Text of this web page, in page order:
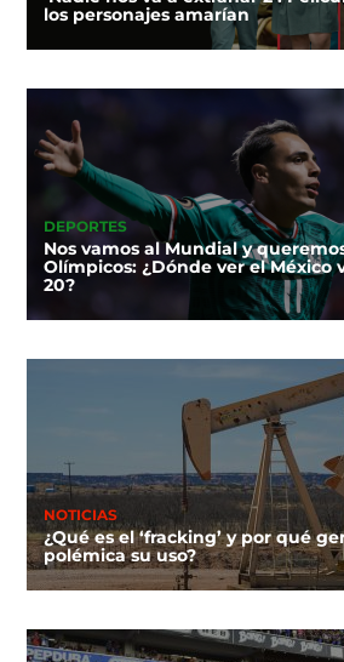
los personajes amarían
DEPORTES
Nos vamos al Mundial y
Olímpicos: ¿Dónde ver el México
20?
NOTICIAS
¿Qué es el ‘fracking’ y por qué
polémica su uso?